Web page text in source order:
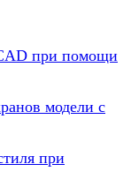
при помощи
модели с
при